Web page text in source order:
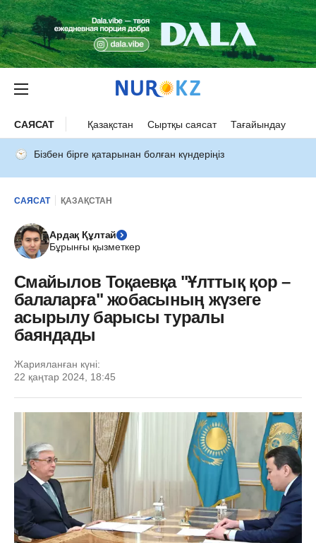
САЯСАТ Қазақстан Сыртқы саясат Тағайындау
Бізбен бірге қатарынан болған күндеріңіз
САЯСАТ ҚАЗАҚСТАН
Ардақ Құлтай
Бұрынғы қызметкер
Смайылов Тоқаевқа "Ұлттық қор –
балаларға" жобасының жүзеге
асырылу барысы туралы
баяндады
Жарияланған күні:
22 қаңтар 2024, 18:45